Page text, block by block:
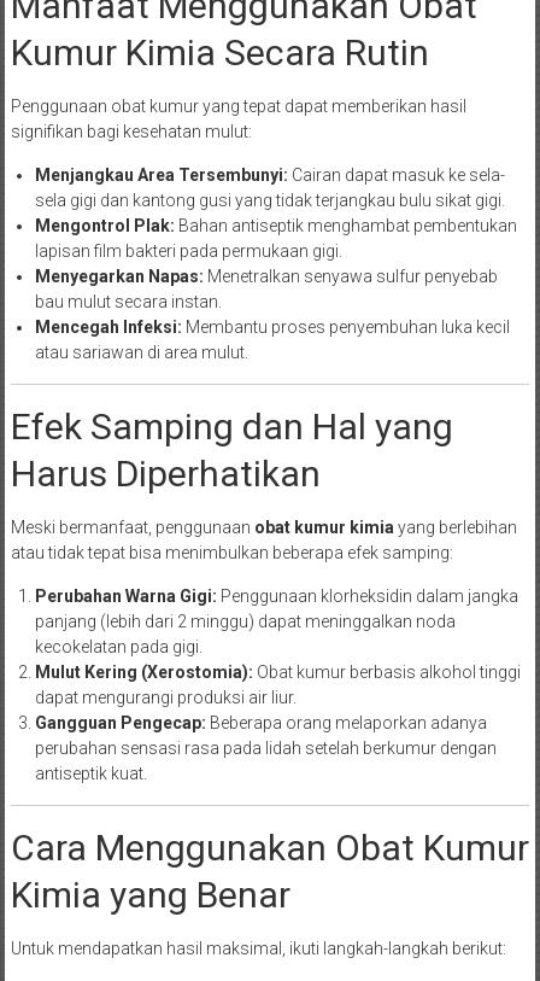
Kumur Kimia Secara Rutin
Penggunaan obat kumur yang tepat dapat memberikan hasil
signifikan bagi kesehatan mulut:
Menjangkau Area Tersembunyi: Cairan dapat masuk ke sela-
sela gigi dan kantong gusi yang tidak terjangkau bulu sikat gigi.
Mengontrol Plak: Bahan antiseptik menghambat pembentukan
lapisan film bakteri pada permukaan gigi.
Menyegarkan Napas: Menetralkan senyawa sulfur penyebab
bau mulut secara instan.
Mencegah Infeksi: Membantu proses penyembuhan luka kecil
atau sariawan di area mulut.
Efek Samping dan Hal yang
Harus Diperhatikan
Meski bermanfaat, penggunaan obat kumur kimiayang berlebihan
atau tidak tepat bisa menimbulkan beberapa efek samping:
Perubahan Warna Gigi: Penggunaan klorheksidin dalam jangka
panjang (lebih dari 2 minggu) dapat meninggalkan noda
kecokelatan pada gigi.
Mulut Kering (Xerostomia): Obat kumur berbasis alkohol tinggi
dapat mengurangi produksi air liur.
Gangguan Pengecap: Beberapa orang melaporkan adanya
perubahan sensasi rasa pada lidah setelah berkumur dengan
antiseptik kuat.
Cara Menggunakan Obat Kumur
Kimia yang Benar
Untuk mendapatkan hasil maksimal, ikuti langkah-langkah berikut: